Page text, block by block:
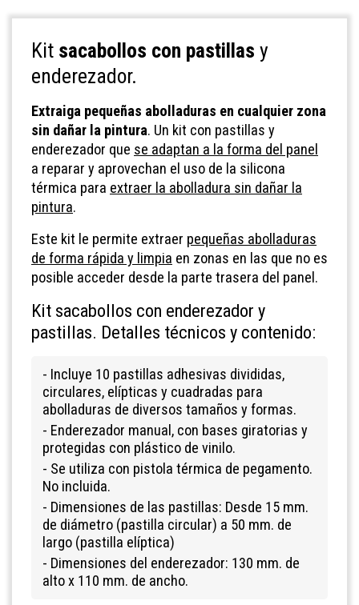
Kit sacabollos con pastillas y
enderezador.
Extraiga pequeñas abolladuras en cualquier zona
sin dañar la pintura. Un kit con pastillas y
enderezador que se adaptan a la forma del panel
a reparar y aprovechan el uso de la silicona
térmica para extraer la abolladura sin dañar la
pintura.
Este kit le permite extraer pequeñas abolladuras
de forma rápida y limpia en zonas en las que no es
posible acceder desde la parte trasera del panel.
Kit sacabollos con enderezador y
pastillas. Detalles técnicos y contenido:
- Incluye 10 pastillas adhesivas divididas,
circulares, elípticas y cuadradas para
abolladuras de diversos tamaños y formas.
- Enderezador manual, con bases giratorias y
protegidas con plástico de vinilo.
- Se utiliza con pistola térmica de pegamento.
No incluida.
- Dimensiones de las pastillas: Desde 15 mm.
de diámetro (pastilla circular) a 50 mm. de
largo (pastilla elíptica)
- Dimensiones del enderezador: 130 mm. de
alto x 110 mm. de ancho.